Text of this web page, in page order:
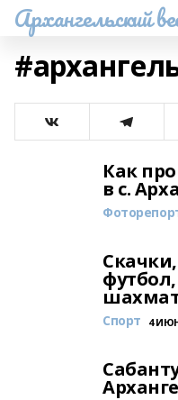
Архангельский
Как
в с.
Спорт 4